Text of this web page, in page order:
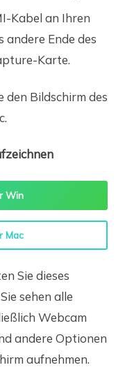
Kabel an Ihren
andere Ende des
Karte.
den Bildschirm des
Win
Mac
Sie dieses
sehen alle
Webcam
andere Optionen
aufnehmen.